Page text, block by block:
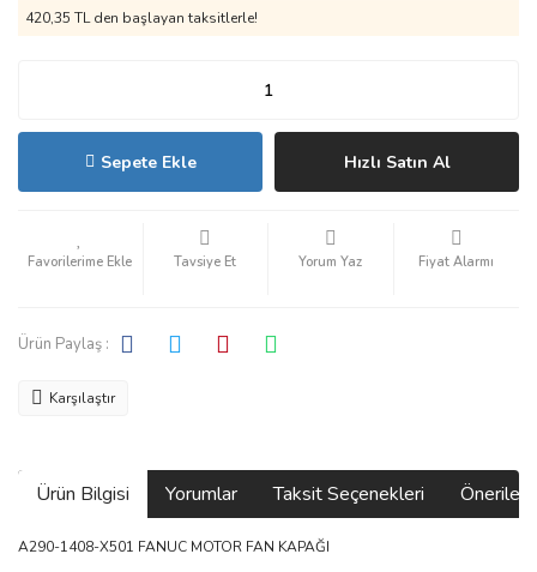
420,35 TL den başlayan taksitlerle!
Sepete Ekle Hızlı Satın Al
Tavsiye Et Yorum Yaz Fiyat Alarmı
Ürün Paylaş :
Karşılaştır
Ürün Bilgisi Yorumlar Taksit Seçenekleri
A290-1408-X501 FANUC MOTOR FAN KAPAĞI